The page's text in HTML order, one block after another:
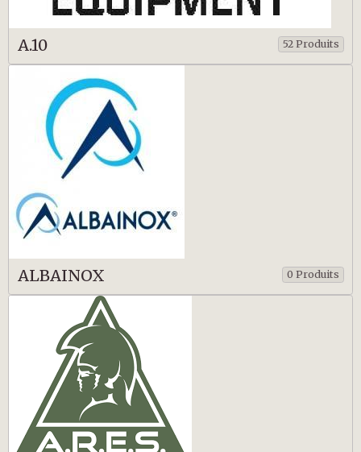
A.10 52 Produits
ALBAINOX 0 Produits